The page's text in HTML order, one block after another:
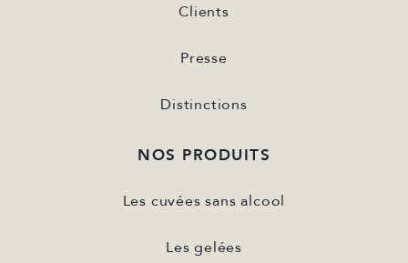
Clients
Presse
Distinctions
NOS PRODUITS
Les cuvées sans alcool
Les gelées